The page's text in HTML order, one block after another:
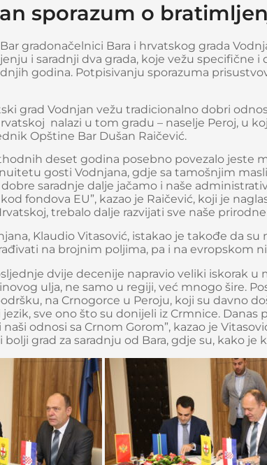
sporazum o
gradonačelnici Bara i hrvatskog grada
i saradnji dva grada, koje vežu specifične
godina. Potpisivanju sporazuma
grad Vodnjan vežu tradicionalno dobri
nalazi u tom gradu – naselje Peroj, u
Opštine Bar Dušan Raičević.
deset godina posebno povezalo jeste
gosti Vodnjana, gdje sa tamošnjim
saradnje dalje jačamo i naše
fondova EU”, kazao je Raičević, koji je
trebalo dalje razvijati sve naše
Klaudio Vitasović, istakao je takođe da
na brojnim poljima, pa i na evropskom
dvije decenije napravio veliki iskorak
ulja, ne samo u regiji, već mnogo šire.
na Crnogorce u Peroju, koji su davno
sve ono što su donijeli iz Crmnice.
odnosi sa Crnom Gorom”, kazao je
bolji grad za saradnju od Bara, gdje su, kako